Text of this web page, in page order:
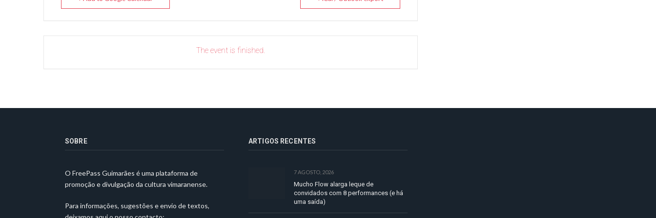
The event is finished.
SOBRE
O FreePass Guimarães é uma plataforma de
promoção e divulgação da cultura vimaranense.
Para informações, sugestões e envio de textos,
ARTIGOS RECENTES
7 AGOSTO, 2026
Mucho Flow alarga leque de
convidados com 8 performances (e há
uma saída)